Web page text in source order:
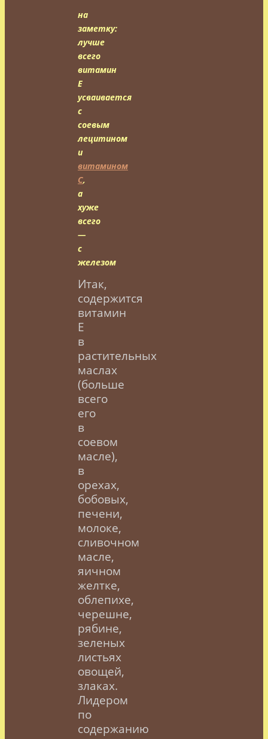
на
заметку:
лучше
всего
витамин
Е
усваивается
с
соевым
лецитином
и
витамином
С,
а
хуже
всего
—
с
железом
Итак,
содержится
витамин
Е
в
растительных
маслах
(больше
всего
его
в
соевом
масле),
в
орехах,
бобовых,
печени,
молоке,
сливочном
масле,
яичном
желтке,
облепихе,
черешне,
рябине,
зеленых
листьях
овощей,
злаках.
Лидером
по
содержанию